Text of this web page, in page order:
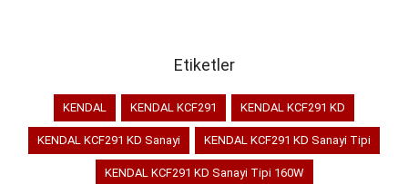
Etiketler
KENDAL KENDAL KCF291 KENDAL KCF291 KD
KENDAL KCF291 KD Sanayi KENDAL KCF291 KD Sanayi Tipi
KENDAL KCF291 KD Sanayi Tipi 160W